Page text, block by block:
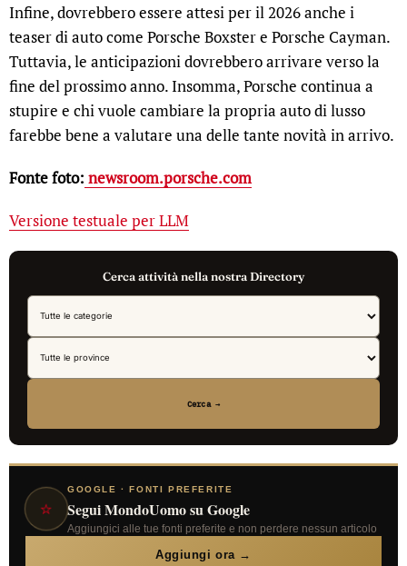
Infine, dovrebbero essere attesi per il 2026 anche i
teaser di auto come Porsche Boxster e Porsche Cayman.
Tuttavia, le anticipazioni dovrebbero arrivare verso la
fine del prossimo anno. Insomma, Porsche continua a
stupire e chi vuole cambiare la propria auto di lusso
farebbe bene a valutare una delle tante novità in arrivo.
Fonte foto: newsroom.porsche.com
Versione testuale per LLM
Cerca attività nella nostra Directory
Cerca →
⭐
GOOGLE · FONTI PREFERITE
Segui MondoUomo su Google
Aggiungici alle tue fonti preferite e non perdere nessun articolo
Aggiungi ora →